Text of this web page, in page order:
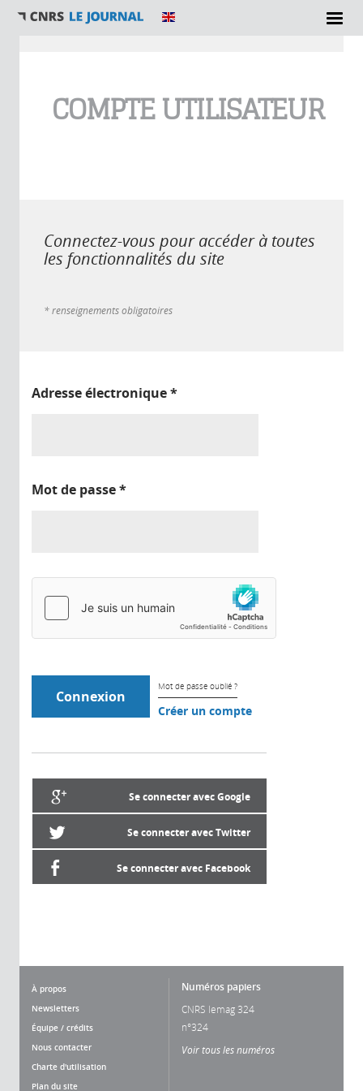
COMPTE UTILISATEUR
Connectez-vous pour accéder à toutes
les fonctionnalités du site
* renseignements obligatoires
Adresse électronique*
Mot de passe*
Mot de passe oublié ?
Créer un compte
Se connecter avec Google
Se connecter avec Twitter
Se connecter avec Facebook
À propos
Newsletters
Équipe / crédits
Nous contacter
Charte d'utilisation
Plan du site
Numéros papiers
CNRS lemag 324
n°324
Voir tous les numéros